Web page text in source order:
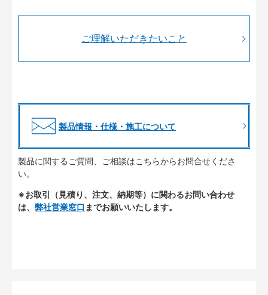
ご理解いただきたいこと
製品情報・仕様・施工について
製品に関するご質問、ご相談はこちらからお問合せくださ
い。
※お取引（見積り、注文、納期等）に関わるお問い合わせ
は、 弊社営業窓口 までお願いいたします。